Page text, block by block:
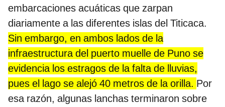
embarcaciones acuáticas que zarpan
diariamente a las diferentes islas del Titicaca.
Sin embargo, en ambos lados de la
infraestructura del puerto muelle de Puno se
evidencia los estragos de la falta de lluvias,
pues el lago se alejó 40 metros de la orilla. Por
esa razón, algunas lanchas terminaron sobre